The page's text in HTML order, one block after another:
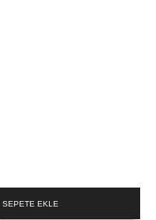
SEPETE EKLE